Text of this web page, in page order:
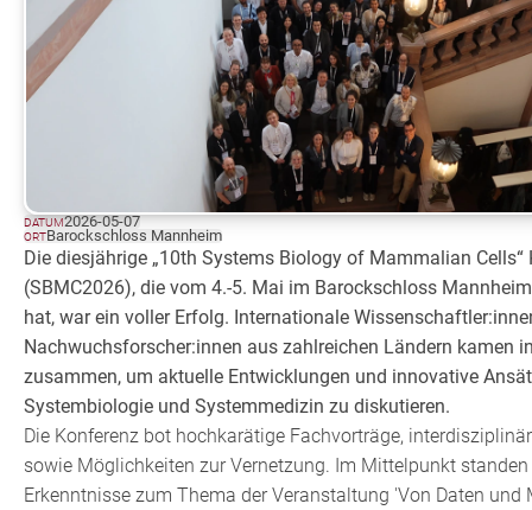
DATUM2026-05-07
ORTBarockschloss Mannheim
Die diesjährige „10th Systems Biology of Mammalian Cells“
(SBMC2026), die vom 4.-5. Mai im Barockschloss
hat, war ein voller Erfolg. Internationale
Nachwuchsforscher:innen aus zahlreichen Ländern kamen
zusammen, um aktuelle Entwicklungen und innovative
Systembiologie und Systemmedizin zu diskutieren.
Die Konferenz bot hochkarätige Fachvorträge,
sowie Möglichkeiten zur Vernetzung. Im Mittelpunkt standen
Erkenntnisse zum Thema der Veranstaltung 'Von Daten und